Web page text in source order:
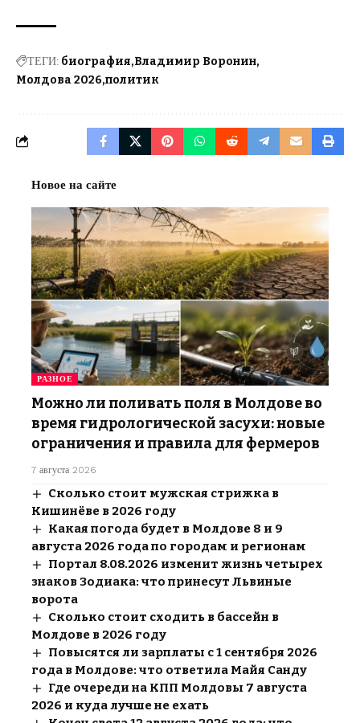
ТЕГИ: биография Владимир Воронин
Молдова 2026 политик
Новое на сайте
РАЗНОЕ
Можно ли поливать поля в Молдове во
время гидрологической засухи: новые
ограничения и правила для фермеров
7 августа 2026
Сколько стоит мужская стрижка в
Кишинёве в 2026 году
Какая погода будет в Молдове 8 и 9
августа 2026 года по городам и регионам
Портал 8.08.2026 изменит жизнь четырех
знаков Зодиака: что принесут Львиные
ворота
Сколько стоит сходить в бассейн в
Молдове в 2026 году
Повысятся ли зарплаты с 1 сентября 2026
года в Молдове: что ответила Майя Санду
Где очереди на КПП Молдовы 7 августа
2026 и куда лучше не ехать